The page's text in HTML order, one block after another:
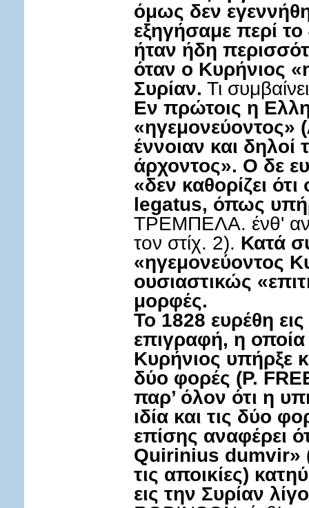
όμως δεν
εξηγήσαμε περί
ήταν ήδη
όταν ο Κυρήνιος
Συρίαν. Τι
Εν πρώτοις η
«ηγεμονεύοντος»
έννοιαν και δηλοί
άρχοντος». Ο δε
«δεν καθορίζει
legatus, όπως
ΤΡΕΜΠΕΛΑ. ένθ'
τον στίχ. 2). Κατά
«ηγεμονεύοντος
ουσιαστικώς
μορφές.
Το 1828 ευρέθη
επιγραφή, η οποία
Κυρήνιος υπήρξε
δύο φορές (Ρ.
παρ’ όλον ότι η
ιδία και τις δύο
επίσης αναφέρει
Quirinius dumvir»
τις αποικίες)
εις την Συρίαν